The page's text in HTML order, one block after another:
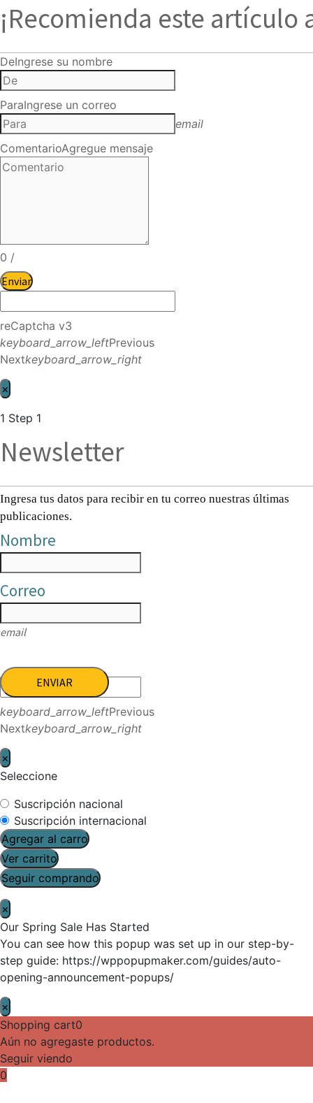
¡Recomienda este artículo
DeIngrese su nombre
ParaIngrese un correo
email
ComentarioAgregue mensaje
0 /
Enviar
reCaptcha v3
keyboard_arrow_leftPrevious
Nextkeyboard_arrow_right
×
1 Step 1
Newsletter
Ingresa tus datos para recibir en tu correo nuestras últimas
publicaciones.
Nombre
Correo
email
ENVIAR
keyboard_arrow_leftPrevious
Nextkeyboard_arrow_right
×
Seleccione
Suscripción nacional
Suscripción internacional
Agregar al carro
Ver carrito
Seguir comprando
×
Our Spring Sale Has Started
You can see how this popup was set up in our step-by-
step guide: https://wppopupmaker.com/guides/auto-
opening-announcement-popups/
×
Shopping cart0
Aún no agregaste productos.
Seguir viendo
0